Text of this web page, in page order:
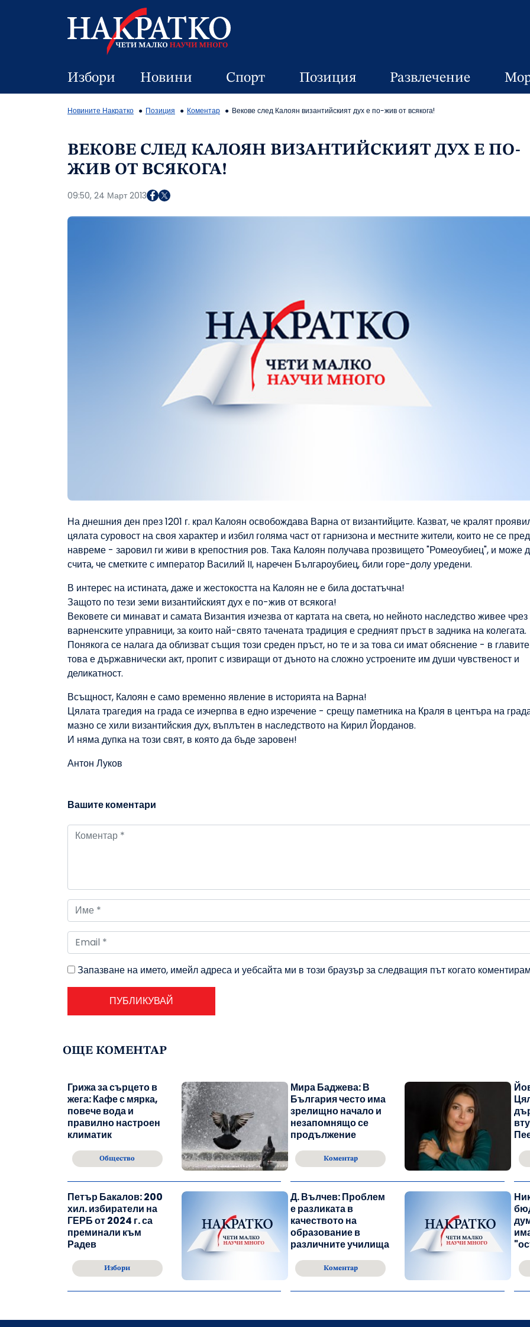
Избори Новини Спорт Позиция Развлечение
Новините Накратко Позиция Коментар Векове след Калоян византийският дух е по-жив от всякога!
ВЕКОВЕ СЛЕД КАЛОЯН ВИЗАНТИЙСКИЯТ ДУХ Е ПО-
ЖИВ ОТ ВСЯКОГА!
09:50, 24 Март 2013
На днешния ден през 1201 г. крал Калоян освобождава Варна от византийците. Казват, че кралят
цялата суровост на своя характер и избил голяма част от гарнизона и местните жители, които не се
навреме - заровил ги живи в крепостния ров. Така Калоян получава прозвището "Ромеоубиец", и може
счита, че сметките с император Василий II, наречен Българоубиец, били горе-долу уредени.
В интерес на истината, даже и жестокостта на Калоян не е била достатъчна!
Защото по тези земи византийският дух е по-жив от всякога!
Вековете си минават и самата Византия изчезва от картата на света, но нейното наследство живее чрез
варненските управници, за които най-свято тачената традиция е средният пръст в задника на колегата.
Понякога се налага да облизват същия този среден пръст, но те и за това си имат обяснение - в
това е държавнически акт, пропит с извиращи от дъното на сложно устроените им души чувственост и
деликатност.
Всъщност, Калоян е само временно явление в историята на Варна!
Цялата трагедия на града се изчерпва в едно изречение - срещу паметника на Краля в центъра на
мазно се хили византийския дух, въплътен в наследството на Кирил Йорданов.
И няма дупка на този свят, в която да бъде заровен!
Антон Луков
Вашите коментари
Запазване на името, имейл адреса и уебсайта ми в този браузър за следващия път когато
ОЩЕ КОМЕНТАР
Грижа за сърцето в
жега: Кафе с мярка,
повече вода и
правилно настроен
климатик
Общество
Мира Баджева: В
България често има
зрелищно начало и
незапомнящо се
продължение
Коментар
Петър Бакалов: 200
хил. избиратели на
ГЕРБ от 2024 г. са
преминали към
Радев
Избори
Д. Вълчев: Проблем
е разликата в
качеството на
образование в
различните училища
Коментар